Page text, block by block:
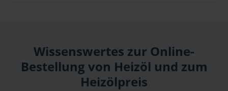
Wissenswertes zur Online-
Bestellung von Heizöl und zum
Heizölpreis